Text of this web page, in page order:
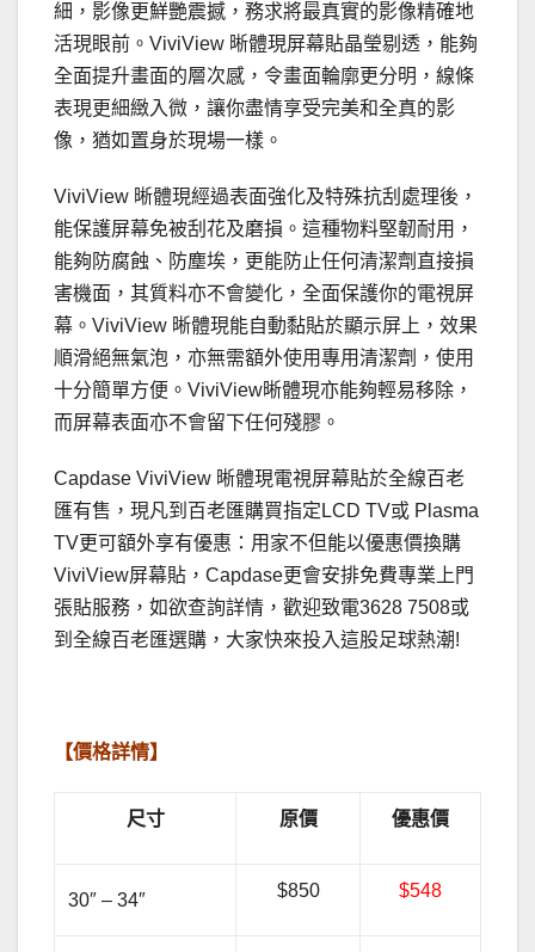
細，影像更鮮艷震撼，務求將最真實的影像精確地
活現眼前。ViviView 晰體現屏幕貼晶瑩剔透，能夠
全面提升畫面的層次感，令畫面輪廓更分明，線條
表現更細緻入微，讓你盡情享受完美和全真的影
像，猶如置身於現場一樣。
ViviView 晰體現經過表面強化及特殊抗刮處理後，
能保護屏幕免被刮花及磨損。這種物料堅韌耐用，
能夠防腐蝕、防塵埃，更能防止任何清潔劑直接損
害機面，其質料亦不會變化，全面保護你的電視屏
幕。ViviView 晰體現能自動黏貼於顯示屏上，效果
順滑絕無氣泡，亦無需額外使用專用清潔劑，使用
十分簡單方便。ViviView晰體現亦能夠輕易移除，
而屏幕表面亦不會留下任何殘膠。
Capdase ViviView 晰體現電視屏幕貼於全線百老
匯有售，現凡到百老匯購買指定LCD TV或 Plasma
TV更可額外享有優惠：用家不但能以優惠價換購
ViviView屏幕貼，Capdase更會安排免費專業上門
張貼服務，如欲查詢詳情，歡迎致電3628 7508或
到全線百老匯選購，大家快來投入這股足球熱潮!
【價格詳情】
尺寸 原價 優惠價
30″ – 34″ $850 $548